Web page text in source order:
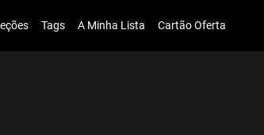
Tags A Minha Lista Cartão Oferta